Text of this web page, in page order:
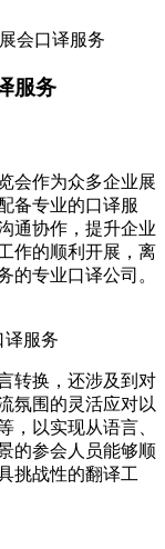
会口译服务
服务
作为众多企业展
备专业的口译服
通协作，提升企业
作的顺利开展，离
的专业口译公司。
转换，还涉及到对
氛围的灵活应对以
，以实现从语言、
的参会人员能够顺
挑战性的翻译工